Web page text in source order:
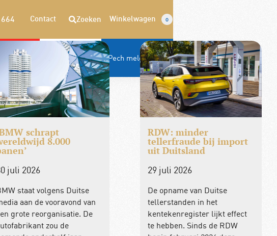
Contact Zoeken Winkelwagen 0
lid! Opzeggen Pech melden
schrapt
8.000
juli 2026
staat volgens Duitse
aan de vooravond van
grote reorganisatie. De
zou de
RDW: minder
tellerfraude bij import
uit Duitsland
29 juli 2026
De opname van Duitse
tellerstanden in het
kentekenregister lijkt effect
te hebben. Sinds de RDW